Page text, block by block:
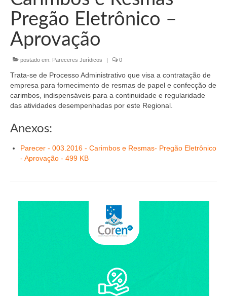
Conselheiros e Diretoria
Câmaras Técnicas
Carta de Serviços ao Cidadão
Governança
Transparência e Prestação de Contas
Eleições
Eleições Triênio 2027-2029
Agenda do presidente
Editais e licitação
Responsabilidade Técnica
Pregão Eletrônico –
Aprovação
postado em: Pareceres Jurídicos | 0
Trata-se de Processo Administrativo que visa a contratação de
empresa para fornecimento de resmas de papel e confecção de
carimbos, indispensáveis para a continuidade e regularidade
das atividades desempenhadas por este Regional.
Anexos:
Parecer - 003.2016 - Carimbos e Resmas- Pregão Eletrônico
- Aprovação - 499 KB